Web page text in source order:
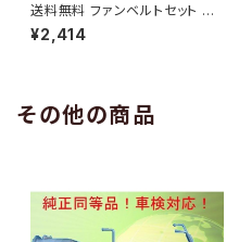
送料無料 ファンベルトセット ホ
ンダ バモスホビオ 型式HM3 H
15.04～ （国内トップメーカー）
¥2,414
その他の商品